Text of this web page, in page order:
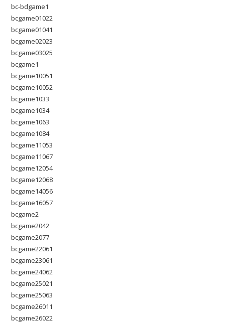
bc-bdgame1
bcgame01022
bcgame01041
bcgame02023
bcgame03025
bcgame1
bcgame10051
bcgame10052
bcgame1033
bcgame1034
bcgame1063
bcgame1084
bcgame11053
bcgame11067
bcgame12054
bcgame12068
bcgame14056
bcgame16057
bcgame2
bcgame2042
bcgame2077
bcgame22061
bcgame23061
bcgame24062
bcgame25021
bcgame25063
bcgame26011
bcgame26022